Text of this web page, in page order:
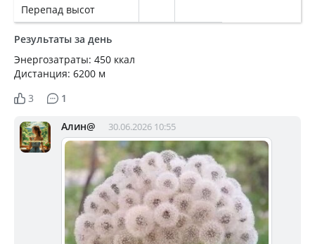
Перепад высот
Результаты за день
Энергозатраты: 450 ккал
Дистанция: 6200 м
3
1
Алин@ 30.06.2026 10:55